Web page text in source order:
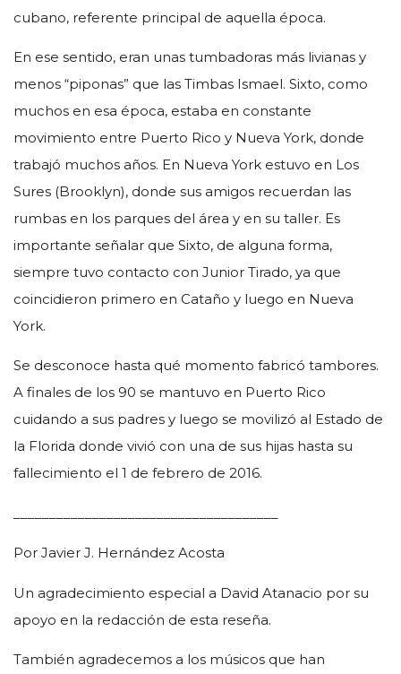
cubano, referente principal de aquella época.
En ese sentido, eran unas tumbadoras más livianas y
menos “piponas” que las Timbas Ismael. Sixto, como
muchos en esa época, estaba en constante
movimiento entre Puerto Rico y Nueva York, donde
trabajó muchos años. En Nueva York estuvo en Los
Sures (Brooklyn), donde sus amigos recuerdan las
rumbas en los parques del área y en su taller. Es
importante señalar que Sixto, de alguna forma,
siempre tuvo contacto con Junior Tirado, ya que
coincidieron primero en Cataño y luego en Nueva
York.
Se desconoce hasta qué momento fabricó tambores.
A finales de los 90 se mantuvo en Puerto Rico
cuidando a sus padres y luego se movilizó al Estado de
la Florida donde vivió con una de sus hijas hasta su
fallecimiento el 1 de febrero de 2016.
Por Javier J. Hernández Acosta
Un agradecimiento especial a David Atanacio por su
apoyo en la redacción de esta reseña.
También agradecemos a los músicos que han